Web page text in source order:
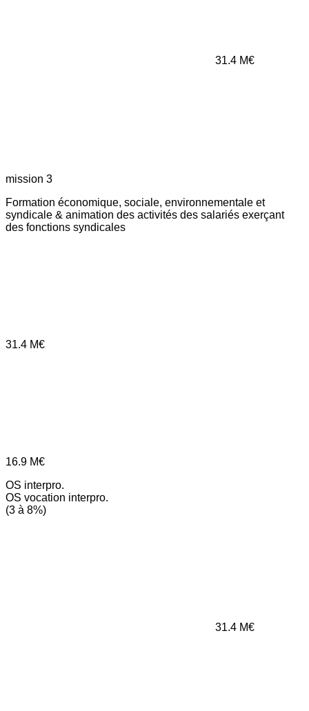
31.4 M€
mission 3
Formation économique, sociale, environnementale et
syndicale & animation des activités des salariés exerçant
des fonctions syndicales
31.4 M€
16.9 M€
OS interpro.
OS vocation interpro.
(3 à 8%)
31.4 M€